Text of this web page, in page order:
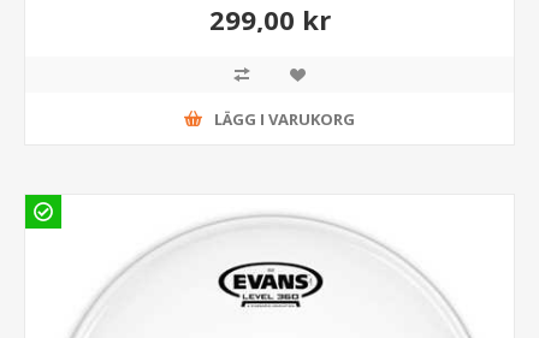
299,00 kr
LÄGG I VARUKORG